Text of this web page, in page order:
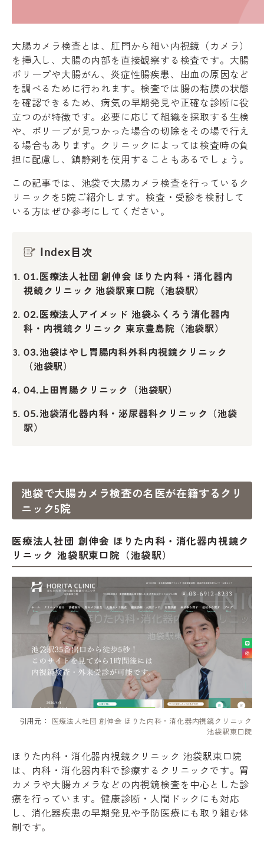
大腸カメラ検査とは、肛門から細い内視鏡（カメラ）
を挿入し、大腸の内部を直接観察する検査です。大腸
ポリープや大腸がん、炎症性腸疾患、出血の原因など
を調べるために行われます。検査では腸の粘膜の状態
を確認できるため、病気の早期発見や正確な診断に役
立つのが特徴です。必要に応じて組織を採取する生検
や、ポリープが見つかった場合の切除をその場で行え
る場合もあります。クリニックによっては検査時の負
担に配慮し、鎮静剤を使用することもあるでしょう。
この記事では、池袋で大腸カメラ検査を行っているク
リニックを5院ご紹介します。検査・受診を検討して
いる方はぜひ参考にしてください。
Index目次
01.医療法人社団 創伸会 ほりた内科・消化器内
視鏡クリニック 池袋駅東口院（池袋駅）
02.医療法人アイメッド 池袋ふくろう消化器内
科・内視鏡クリニック 東京豊島院（池袋駅）
03.池袋はやし胃腸内科外科内視鏡クリニック
（池袋駅）
04.上田胃腸クリニック（池袋駅）
05.池袋消化器内科・泌尿器科クリニック（池袋
駅）
池袋で大腸カメラ検査の名医が在籍するクリ
ニック5院
医療法人社団 創伸会 ほりた内科・消化器内視鏡ク
リニック 池袋駅東口院（池袋駅）
引用元： 医療法人社団 創伸会 ほりた内科・消化器内視鏡クリニック
池袋駅東口院
ほりた内科・消化器内視鏡クリニック 池袋駅東口院
は、内科・消化器内科で診療するクリニックです。胃
カメラや大腸カメラなどの内視鏡検査を中心とした診
療を行っています。健康診断・人間ドックにも対応
し、消化器疾患の早期発見や予防医療にも取り組む体
制です。